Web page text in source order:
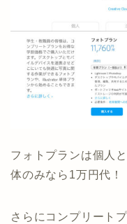
フォトプランは個人
体のみなら1万円代！
さらにコンプリート